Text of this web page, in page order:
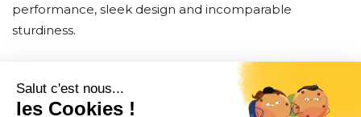
performance, sleek design and incomparable
sturdiness.
CONTACT